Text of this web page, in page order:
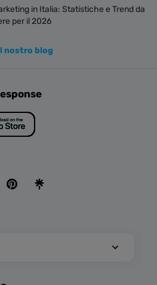
in Italia: Statistiche e Trend da
per il 2026
nostro blog